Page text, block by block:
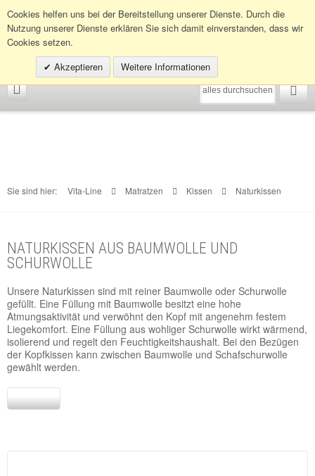
Cookies helfen uns bei der Bereitstellung unserer Dienste. Durch die
Nutzung unserer Dienste erklären Sie sich damit einverstanden, dass wir
Cookies setzen.
Akzeptieren
Weitere Informationen
Infohotline:0049 (0)30 398202080
Sie sind hier: Vita-Line Matratzen Kissen Naturkissen
NATURKISSEN AUS BAUMWOLLE UND
SCHURWOLLE
Unsere Naturkissen sind mit reiner Baumwolle oder Schurwolle
gefüllt. Eine Füllung mit Baumwolle besitzt eine hohe
Atmungsaktivität und verwöhnt den Kopf mit angenehm festem
Liegekomfort. Eine Füllung aus wohliger Schurwolle wirkt wärmend,
isolierend und regelt den Feuchtigkeitshaushalt. Bei den Bezügen
der Kopfkissen kann zwischen Baumwolle und Schafschurwolle
gewählt werden.